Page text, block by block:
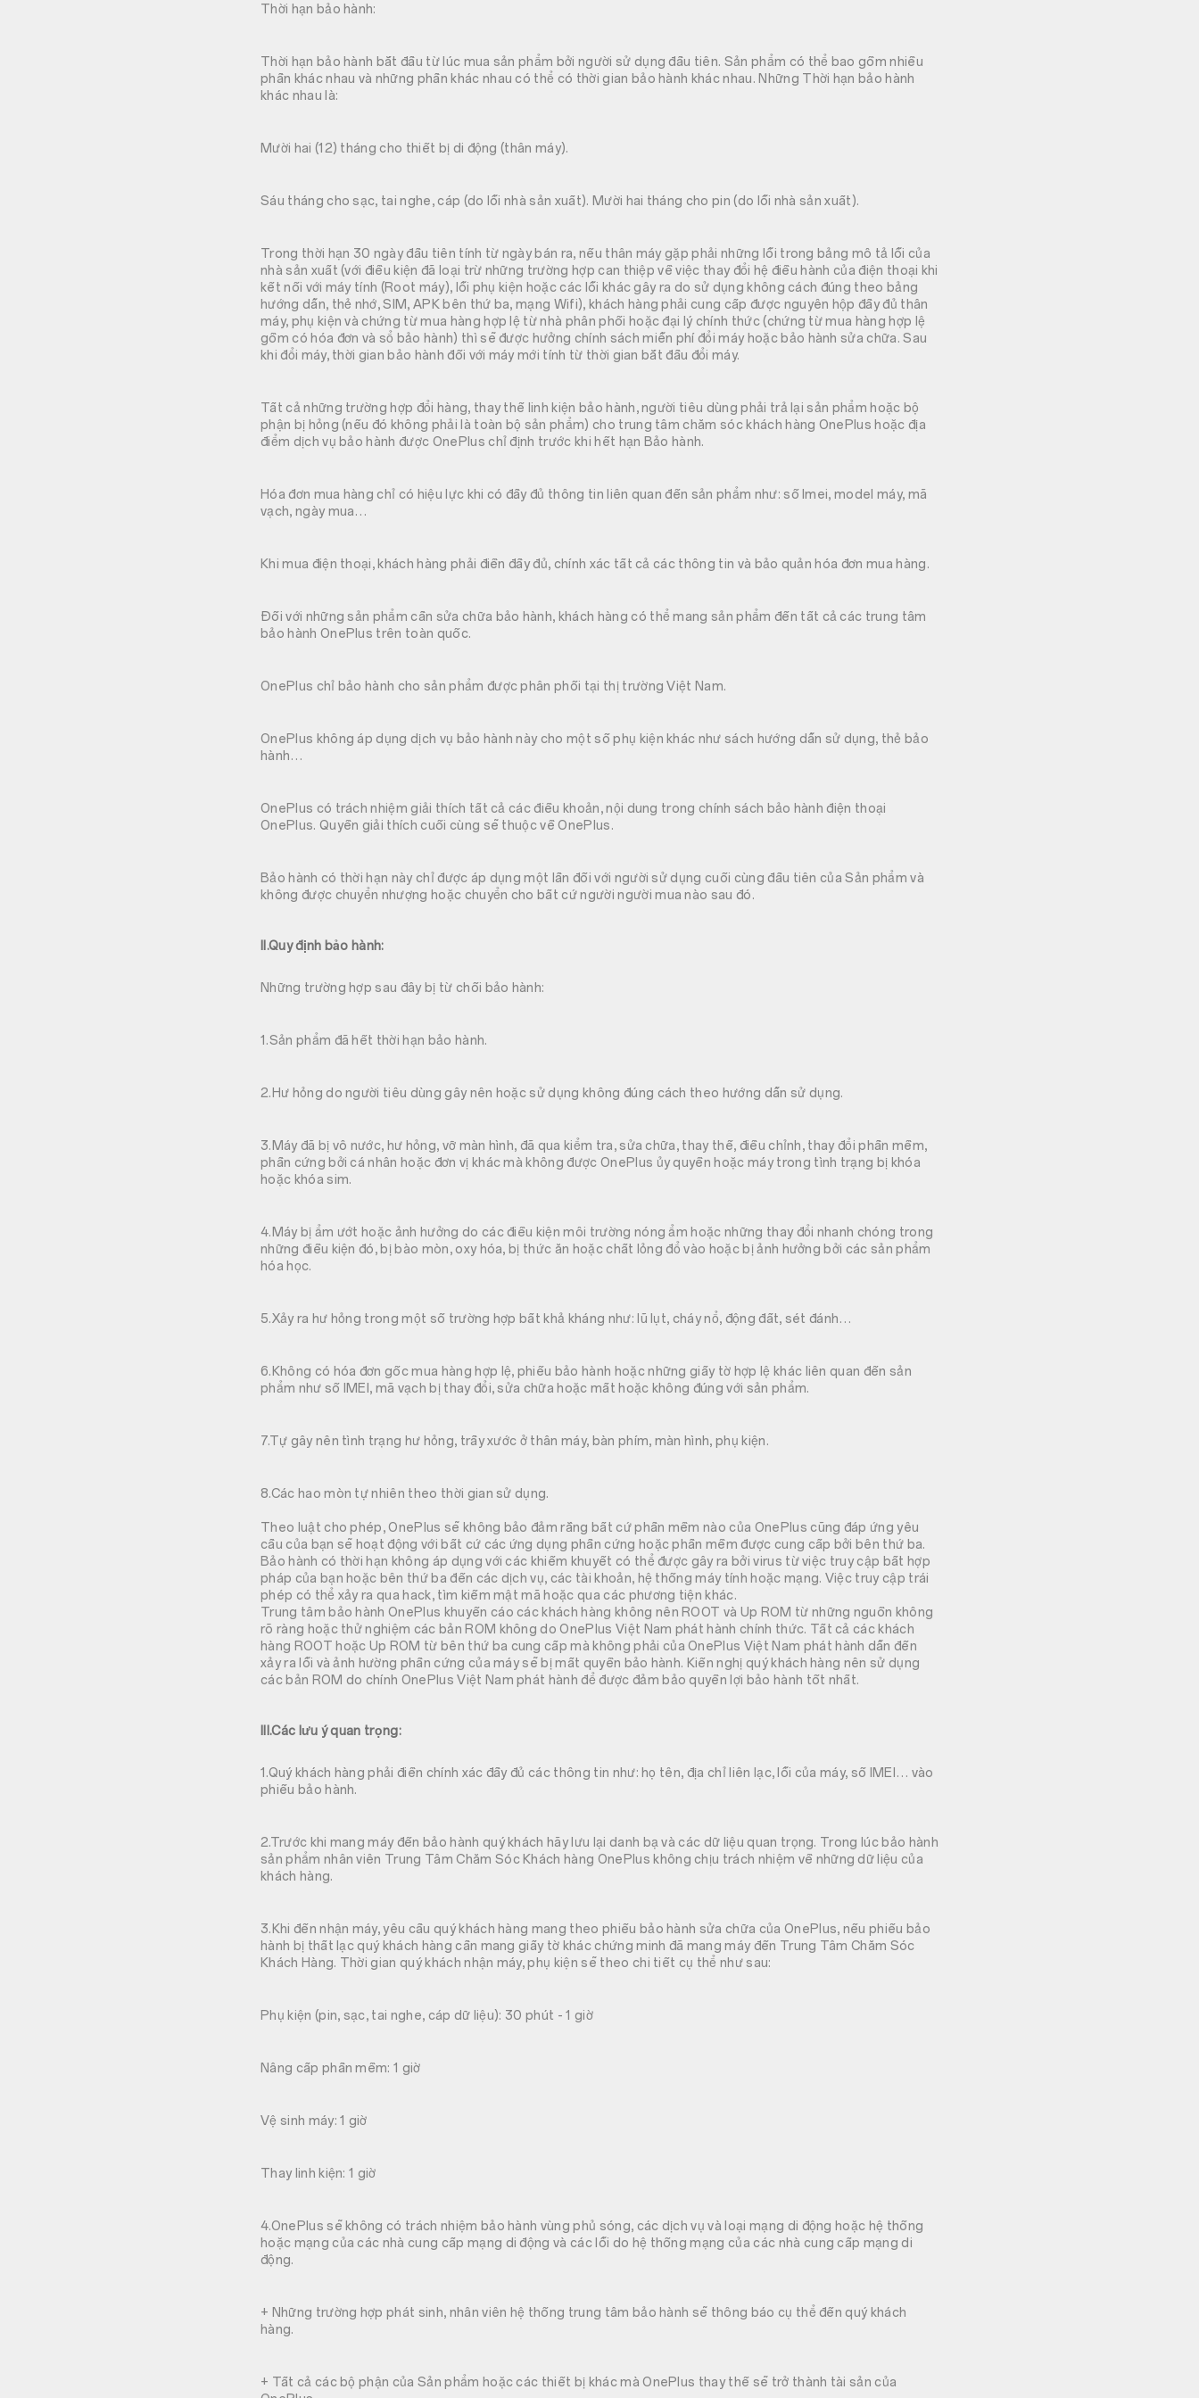
Thời hạn bảo hành:
Thời hạn bảo hành bắt đầu từ lúc mua sản phẩm bởi người sử dụng đầu tiên. Sản phẩm có thể bao gồm nhiều
phần khác nhau và những phần khác nhau có thể có thời gian bảo hành khác nhau. Những Thời hạn bảo hành
khác nhau là:
Mười hai (12) tháng cho thiết bị di động (thân máy).
Sáu tháng cho sạc, tai nghe, cáp (do lỗi nhà sản xuất). Mười hai tháng cho pin (do lỗi nhà sản xuất).
Trong thời hạn 30 ngày đầu tiên tính từ ngày bán ra, nếu thân máy gặp phải những lỗi trong bảng mô tả lỗi của
nhà sản xuất (với điều kiện đã loại trừ những trường hợp can thiệp về việc thay đổi hệ điều hành của điện thoại khi
kết nối với máy tính (Root máy), lỗi phụ kiện hoặc các lỗi khác gây ra do sử dụng không cách đúng theo bảng
hướng dẫn, thẻ nhớ, SIM, APK bên thứ ba, mạng Wifi), khách hàng phải cung cấp được nguyên hộp đầy đủ thân
máy, phụ kiện và chứng từ mua hàng hợp lệ từ nhà phân phối hoặc đại lý chính thức (chứng từ mua hàng hợp lệ
gồm có hóa đơn và sổ bảo hành) thì sẽ được hưởng chính sách miễn phí đổi máy hoặc bảo hành sửa chữa. Sau
khi đổi máy, thời gian bảo hành đối với máy mới tính từ thời gian bắt đầu đổi máy.
Tất cả những trường hợp đổi hàng, thay thế linh kiện bảo hành, người tiêu dùng phải trả lại sản phẩm hoặc bộ
phận bị hỏng (nếu đó không phải là toàn bộ sản phẩm) cho trung tâm chăm sóc khách hàng OnePlus hoặc địa
điểm dịch vụ bảo hành được OnePlus chỉ định trước khi hết hạn Bảo hành.
Hóa đơn mua hàng chỉ có hiệu lực khi có đầy đủ thông tin liên quan đến sản phẩm như: số Imei, model máy, mã
vạch, ngày mua…
Khi mua điện thoại, khách hàng phải điền đầy đủ, chính xác tất cả các thông tin và bảo quản hóa đơn mua hàng.
Đối với những sản phẩm cần sửa chữa bảo hành, khách hàng có thể mang sản phẩm đến tất cả các trung tâm
bảo hành OnePlus trên toàn quốc.
OnePlus chỉ bảo hành cho sản phẩm được phân phối tại thị trường Việt Nam.
OnePlus không áp dụng dịch vụ bảo hành này cho một số phụ kiện khác như sách hướng dẫn sử dụng, thẻ bảo
hành…
OnePlus có trách nhiệm giải thích tất cả các điều khoản, nội dung trong chính sách bảo hành điện thoại
OnePlus. Quyền giải thích cuối cùng sẽ thuộc về OnePlus.
Bảo hành có thời hạn này chỉ được áp dụng một lần đối với người sử dụng cuối cùng đầu tiên của Sản phẩm và
không được chuyển nhượng hoặc chuyển cho bất cứ người người mua nào sau đó.
II.Quy định bảo hành:
Những trường hợp sau đây bị từ chối bảo hành:
1.Sản phẩm đã hết thời hạn bảo hành.
2.Hư hỏng do người tiêu dùng gây nên hoặc sử dụng không đúng cách theo hướng dẫn sử dụng.
3.Máy đã bị vô nước, hư hỏng, vỡ màn hình, đã qua kiểm tra, sửa chữa, thay thế, điều chỉnh, thay đổi phần mềm,
phần cứng bởi cá nhân hoặc đơn vị khác mà không được OnePlus ủy quyền hoặc máy trong tình trạng bị khóa
hoặc khóa sim.
4.Máy bị ẩm ướt hoặc ảnh hưởng do các điều kiện môi trường nóng ẩm hoặc những thay đổi nhanh chóng trong
những điều kiện đó, bị bào mòn, oxy hóa, bị thức ăn hoặc chất lỏng đổ vào hoặc bị ảnh hưởng bởi các sản phẩm
hóa học.
5.Xảy ra hư hỏng trong một số trường hợp bất khả kháng như: lũ lụt, cháy nổ, động đất, sét đánh…
6.Không có hóa đơn gốc mua hàng hợp lệ, phiếu bảo hành hoặc những giấy tờ hợp lệ khác liên quan đến sản
phẩm như số IMEI, mã vạch bị thay đổi, sửa chữa hoặc mất hoặc không đúng với sản phẩm.
7.Tự gây nên tình trạng hư hỏng, trầy xước ở thân máy, bàn phím, màn hình, phụ kiện.
8.Các hao mòn tự nhiên theo thời gian sử dụng.
Theo luật cho phép, OnePlus sẽ không bảo đảm rằng bất cứ phần mềm nào của OnePlus cũng đáp ứng yêu
cầu của bạn sẽ hoạt động với bất cứ các ứng dụng phần cứng hoặc phần mềm được cung cấp bởi bên thứ ba.
Bảo hành có thời hạn không áp dụng với các khiếm khuyết có thể được gây ra bởi virus từ việc truy cập bất hợp
pháp của bạn hoặc bên thứ ba đến các dịch vụ, các tài khoản, hệ thống máy tính hoặc mạng. Việc truy cập trái
phép có thể xảy ra qua hack, tìm kiếm mật mã hoặc qua các phương tiện khác.
Trung tâm bảo hành OnePlus khuyến cáo các khách hàng không nên ROOT và Up ROM từ những nguồn không
rõ ràng hoặc thử nghiệm các bản ROM không do OnePlus Việt Nam phát hành chính thức. Tất cả các khách
hàng ROOT hoặc Up ROM từ bên thứ ba cung cấp mà không phải của OnePlus Việt Nam phát hành dẫn đến
xảy ra lỗi và ảnh hường phần cứng của máy sẽ bị mất quyền bảo hành. Kiến nghị quý khách hàng nên sử dụng
các bản ROM do chính OnePlus Việt Nam phát hành để được đảm bảo quyền lợi bảo hành tốt nhất.
III.Các lưu ý quan trọng:
1.Quý khách hàng phải điền chính xác đầy đủ các thông tin như: họ tên, địa chỉ liên lạc, lỗi của máy, số IMEI… vào
phiếu bảo hành.
2.Trước khi mang máy đến bảo hành quý khách hãy lưu lại danh bạ và các dữ liệu quan trọng. Trong lúc bảo hành
sản phẩm nhân viên Trung Tâm Chăm Sóc Khách hàng OnePlus không chịu trách nhiệm về những dữ liệu của
khách hàng.
3.Khi đến nhận máy, yêu cầu quý khách hàng mang theo phiếu bảo hành sửa chữa của OnePlus, nếu phiếu bảo
hành bị thất lạc quý khách hàng cần mang giấy tờ khác chứng minh đã mang máy đến Trung Tâm Chăm Sóc
Khách Hàng. Thời gian quý khách nhận máy, phụ kiện sẽ theo chi tiết cụ thể như sau:
Phụ kiện (pin, sạc, tai nghe, cáp dữ liệu): 30 phút - 1 giờ
Nâng cấp phần mềm: 1 giờ
Vệ sinh máy: 1 giờ
Thay linh kiện: 1 giờ
4.OnePlus sẽ không có trách nhiệm bảo hành vùng phủ sóng, các dịch vụ và loại mạng di động hoặc hệ thống
hoặc mạng của các nhà cung cấp mạng di động và các lỗi do hệ thống mạng của các nhà cung cấp mạng di
động.
+ Những trường hợp phát sinh, nhân viên hệ thống trung tâm bảo hành sẽ thông báo cụ thể đến quý khách
hàng.
+ Tất cả các bộ phận của Sản phẩm hoặc các thiết bị khác mà OnePlus thay thế sẽ trở thành tài sản của